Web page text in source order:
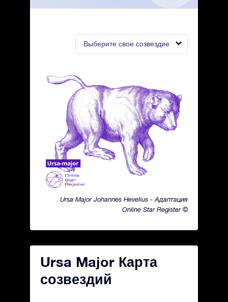
Выберите свое созвездие
Ursa Major Johannes Hevelius - Адаптация
Online Star Register ©
Ursa Major Карта
созвездий